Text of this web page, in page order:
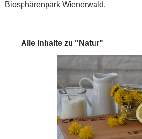
Biosphärenpark Wienerwald.
Alle Inhalte zu "Natur"